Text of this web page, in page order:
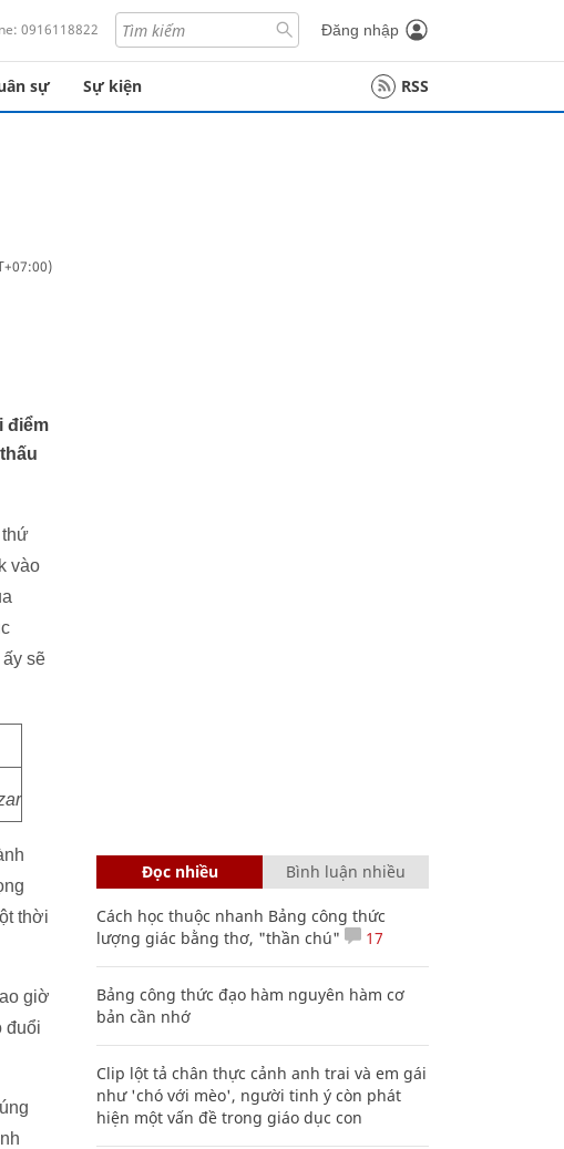
0916118822 Đăng nhập
sự Sự kiện RSS
điểm
thứ
vào
sẽ
thời
giờ
đuổi
Đọc nhiều Bình luận nhiều
Cách học thuộc nhanh Bảng công thức
lượng giác bằng thơ, "thần chú"
17
Bảng công thức đạo hàm nguyên hàm cơ
bản cần nhớ
Clip lột tả chân thực cảnh anh trai và em gái
như 'chó với mèo', người tinh ý còn phát
hiện một vấn đề trong giáo dục con